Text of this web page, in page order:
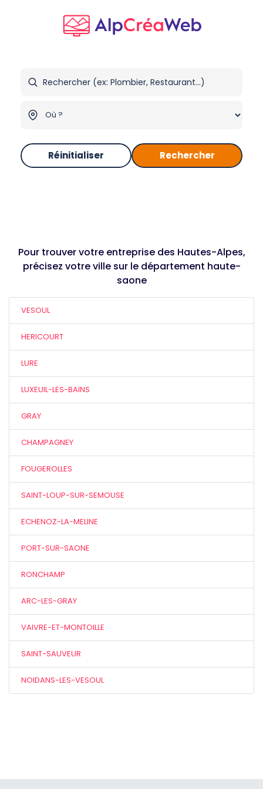
Réinitialiser Rechercher
Pour trouver votre entreprise des Hautes-Alpes,
précisez votre ville sur le département haute-
saone
VESOUL
HERICOURT
LURE
LUXEUIL-LES-BAINS
GRAY
CHAMPAGNEY
FOUGEROLLES
SAINT-LOUP-SUR-SEMOUSE
ECHENOZ-LA-MELINE
PORT-SUR-SAONE
RONCHAMP
ARC-LES-GRAY
VAIVRE-ET-MONTOILLE
SAINT-SAUVEUR
NOIDANS-LES-VESOUL